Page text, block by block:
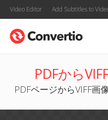
Video Editor Add Subtitles to
PDFから
PDFページからVIFF画